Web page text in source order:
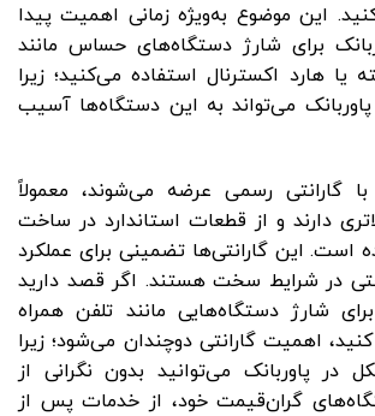
این موضوع به‌ویژه زمانی اهمیت پیدا
برای شارژ دستگاه‌های حساس مانند
هارد اکسترنال استفاده می‌کنید؛ زیرا
می‌تواند به این دستگاه‌ها آسیب
با گارانتی رسمی عرضه می‌شوند، معمولاً
دارند و از قطعات استاندارد در ساخت
است. این گارانتی‌ها تضمینی برای عملکرد
در شرایط سخت هستند. اگر قصد دارید
شارژ دستگاه‌هایی مانند تلفن همراه
اهمیت گارانتی دوچندان می‌شود؛ زیرا
در پاوربانک می‌توانید بدون نگرانی از
گران‌‌قیمت خود، از خدمات پس از